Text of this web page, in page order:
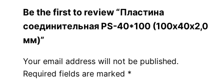
Be the first to review “Пластина
соединительная PS-40*100 (100х40х2,0
мм)”
Your email address will not be published.
Required fields are marked *